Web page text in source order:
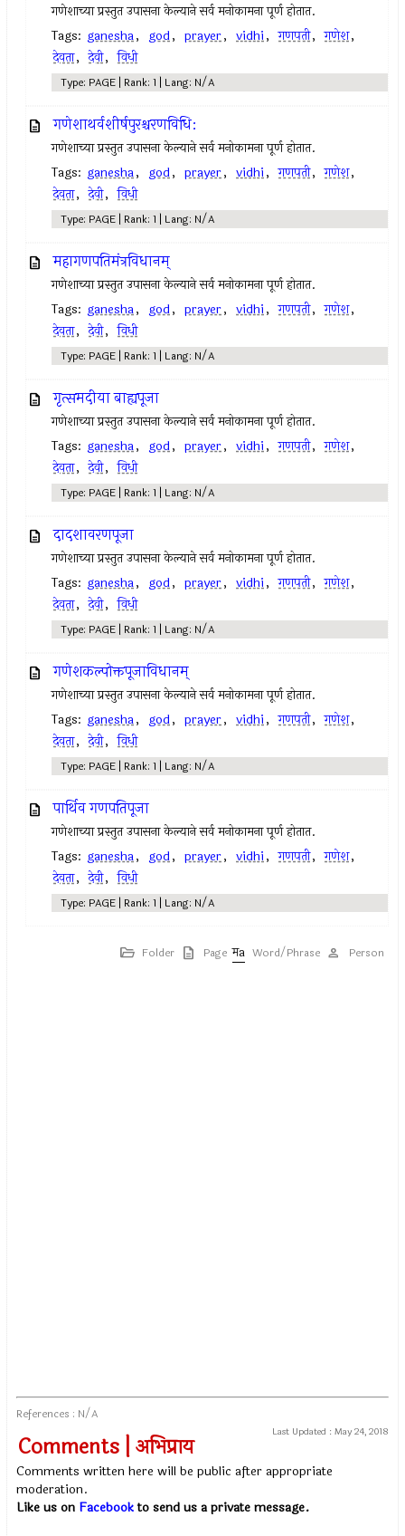
गणेशाच्या प्रस्तुत उपासना केल्याने सर्व मनोकामना पूर्ण होतात.
Tags: ganesha, god, prayer, vidhi, गणपती, गणेश,
देवता, देवी, विधी
Type: PAGE | Rank: 1 | Lang: N/A
गणेशाथर्वशीर्षपुरश्चरणविधि:
गणेशाच्या प्रस्तुत उपासना केल्याने सर्व मनोकामना पूर्ण होतात.
Tags: ganesha, god, prayer, vidhi, गणपती, गणेश,
देवता, देवी, विधी
Type: PAGE | Rank: 1 | Lang: N/A
महागणपतिमंत्रविधानम्‌
गणेशाच्या प्रस्तुत उपासना केल्याने सर्व मनोकामना पूर्ण होतात.
Tags: ganesha, god, prayer, vidhi, गणपती, गणेश,
देवता, देवी, विधी
Type: PAGE | Rank: 1 | Lang: N/A
गृत्समदीया बाह्यपूजा
गणेशाच्या प्रस्तुत उपासना केल्याने सर्व मनोकामना पूर्ण होतात.
Tags: ganesha, god, prayer, vidhi, गणपती, गणेश,
देवता, देवी, विधी
Type: PAGE | Rank: 1 | Lang: N/A
दादशावरणपूजा
गणेशाच्या प्रस्तुत उपासना केल्याने सर्व मनोकामना पूर्ण होतात.
Tags: ganesha, god, prayer, vidhi, गणपती, गणेश,
देवता, देवी, विधी
Type: PAGE | Rank: 1 | Lang: N/A
गणेशकल्पोक्तपूजाविधानम्‌
गणेशाच्या प्रस्तुत उपासना केल्याने सर्व मनोकामना पूर्ण होतात.
Tags: ganesha, god, prayer, vidhi, गणपती, गणेश,
देवता, देवी, विधी
Type: PAGE | Rank: 1 | Lang: N/A
पार्थिव गणपतिपूजा
गणेशाच्या प्रस्तुत उपासना केल्याने सर्व मनोकामना पूर्ण होतात.
Tags: ganesha, god, prayer, vidhi, गणपती, गणेश,
देवता, देवी, विधी
Type: PAGE | Rank: 1 | Lang: N/A
Folder Page Word/Phrase Person
References : N/A
Last Updated : May 24, 2018
Comments | अभिप्राय
Comments written here will be public after appropriate
moderation.
Like us on Facebookto send us a private message.